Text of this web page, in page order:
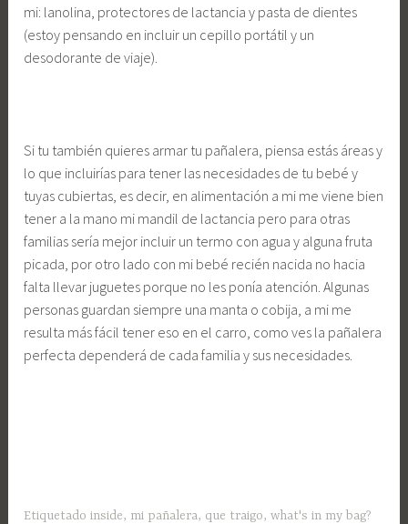
mi: lanolina, protectores de lactancia y pasta de dientes
(estoy pensando en incluir un cepillo portátil y un
desodorante de viaje).
Si tu también quieres armar tu pañalera, piensa estás áreas y
lo que incluirías para tener las necesidades de tu bebé y
tuyas cubiertas, es decir, en alimentación a mi me viene bien
tener a la mano mi mandil de lactancia pero para otras
familias sería mejor incluir un termo con agua y alguna fruta
picada, por otro lado con mi bebé recién nacida no hacia
falta llevar juguetes porque no les ponía atención. Algunas
personas guardan siempre una manta o cobija, a mi me
resulta más fácil tener eso en el carro, como ves la pañalera
perfecta dependerá de cada familia y sus necesidades.
Etiquetadoinside, mi pañalera, que traigo,what's in my bag?